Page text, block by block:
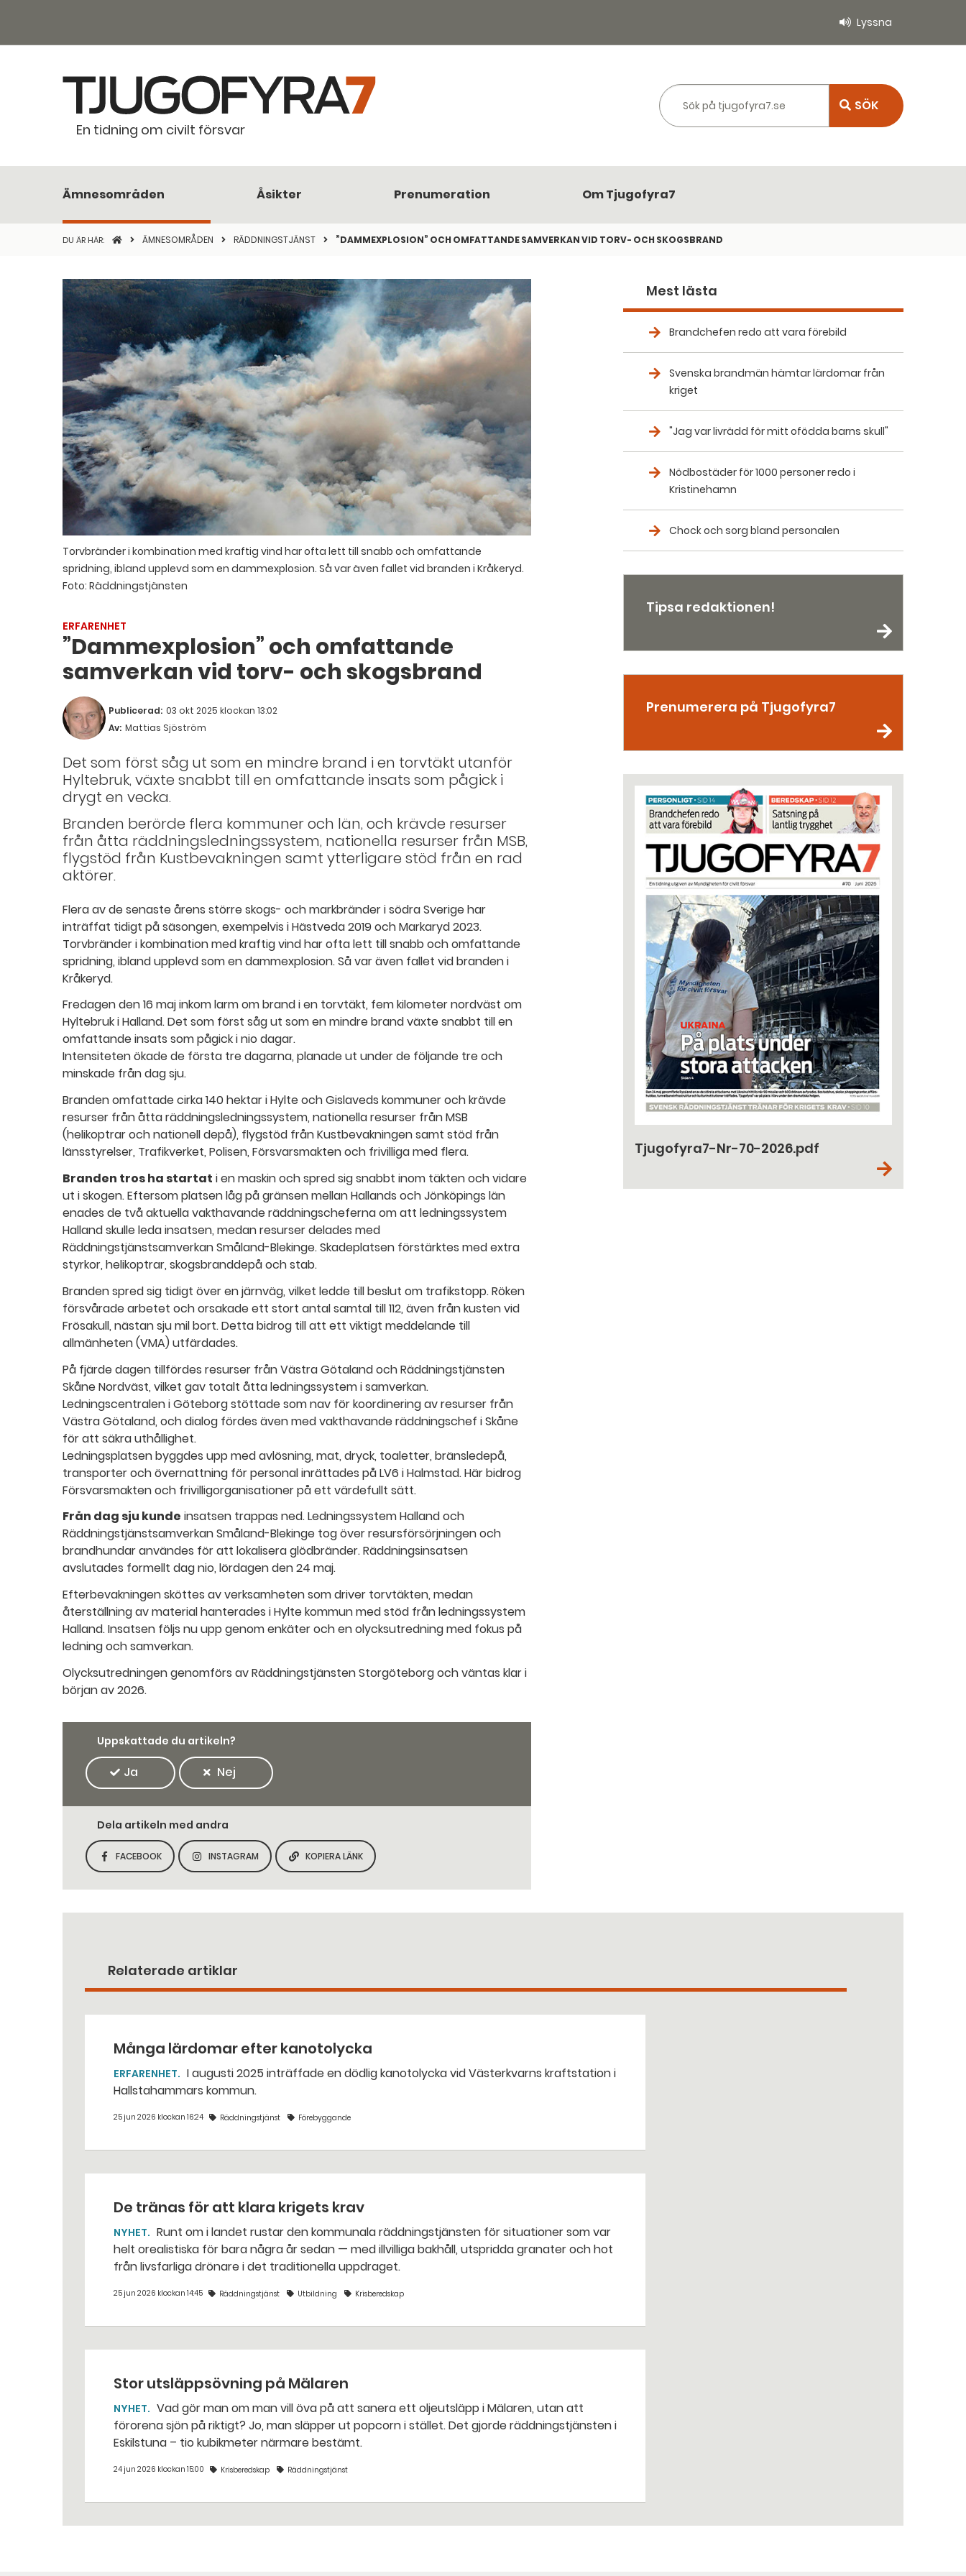
Lyssna
En tidning om civilt försvar
Sök på tjugofyra7.se
Ämnesområden Åsikter Prenumeration Om Tjugofyra7
DU ÄR HÄR: STARTSIDANÄMNESOMRÅDEN RÄDDNINGSTJÄNST ”DAMMEXPLOSION” OCH OMFATTANDE SAMVERKAN VID TORV- OCH SKOGSBRAND
Torvbränder i kombination med kraftig vind har ofta lett till snabb och omfattande
spridning, ibland upplevd som en dammexplosion. Så var även fallet vid branden i Kråkeryd.
Foto: Räddningstjänsten
ERFARENHET
”Dammexplosion” och omfattande
samverkan vid torv- och skogsbrand
Publicerad: 03 okt 2025 klockan 13:02
Av: Mattias Sjöström
Det som först såg ut som en mindre brand i en torvtäkt utanför
Hyltebruk, växte snabbt till en omfattande insats som pågick i
drygt en vecka.
Branden berörde flera kommuner och län, och krävde resurser
från åtta räddningsledningssystem, nationella resurser från MSB,
flygstöd från Kustbevakningen samt ytterligare stöd från en rad
aktörer.
Flera av de senaste årens större skogs- och markbränder i södra Sverige har
inträffat tidigt på säsongen, exempelvis i Hästveda 2019 och Markaryd 2023.
Torvbränder i kombination med kraftig vind har ofta lett till snabb och omfattande
spridning, ibland upplevd som en dammexplosion. Så var även fallet vid branden i
Kråkeryd.
Fredagen den 16 maj inkom larm om brand i en torvtäkt, fem kilometer nordväst om
Hyltebruk i Halland. Det som först såg ut som en mindre brand växte snabbt till en
omfattande insats som pågick i nio dagar.
Intensiteten ökade de första tre dagarna, planade ut under de följande tre och
minskade från dag sju.
Branden omfattade cirka 140 hektar i Hylte och Gislaveds kommuner och krävde
resurser från åtta räddningsledningssystem, nationella resurser från MSB
(helikoptrar och nationell depå), flygstöd från Kustbevakningen samt stöd från
länsstyrelser, Trafikverket, Polisen, Försvarsmakten och frivilliga med flera.
Branden tros ha startat i en maskin och spred sig snabbt inom täkten och vidare
ut i skogen. Eftersom platsen låg på gränsen mellan Hallands och Jönköpings län
enades de två aktuella vakthavande räddningscheferna om att ledningssystem
Halland skulle leda insatsen, medan resurser delades med
Räddningstjänstsamverkan Småland-Blekinge. Skadeplatsen förstärktes med extra
styrkor, helikoptrar, skogsbranddepå och stab.
Branden spred sig tidigt över en järnväg, vilket ledde till beslut om trafikstopp. Röken
försvårade arbetet och orsakade ett stort antal samtal till 112, även från kusten vid
Frösakull, nästan sju mil bort. Detta bidrog till att ett viktigt meddelande till
allmänheten (VMA) utfärdades.
På fjärde dagen tillfördes resurser från Västra Götaland och Räddningstjänsten
Skåne Nordväst, vilket gav totalt åtta ledningssystem i samverkan.
Ledningscentralen i Göteborg stöttade som nav för koordinering av resurser från
Västra Götaland, och dialog fördes även med vakthavande räddningschef i Skåne
för att säkra uthållighet.
Ledningsplatsen byggdes upp med avlösning, mat, dryck, toaletter, bränsledepå,
transporter och övernattning för personal inrättades på LV6 i Halmstad. Här bidrog
Försvarsmakten och frivilligorganisationer på ett värdefullt sätt.
Från dag sju kunde insatsen trappas ned. Ledningssystem Halland och
Räddningstjänstsamverkan Småland-Blekinge tog över resursförsörjningen och
brandhundar användes för att lokalisera glödbränder. Räddningsinsatsen
avslutades formellt dag nio, lördagen den 24 maj.
Efterbevakningen sköttes av verksamheten som driver torvtäkten, medan
återställning av material hanterades i Hylte kommun med stöd från ledningssystem
Halland. Insatsen följs nu upp genom enkäter och en olycksutredning med fokus på
ledning och samverkan.
Olycksutredningen genomförs av Räddningstjänsten Storgöteborg och väntas klar i
början av 2026.
Uppskattade du artikeln?
Ja Nej
Dela artikeln med andra
DELA SIDAN PÅ
FACEBOOK
DELA SIDAN PÅ
INSTAGRAM
KOPIERA SIDANS LÄNK
KOPIERA LÄNK
Mest lästa
Brandchefen redo att vara förebild
Svenska brandmän hämtar lärdomar från
kriget
"Jag var livrädd för mitt ofödda barns skull"
Nödbostäder för 1000 personer redo i
Kristinehamn
Chock och sorg bland personalen
Tipsa redaktionen!
Prenumerera på Tjugofyra7
Tjugofyra7-Nr-70-2026.pdf
Relaterade artiklar
Många lärdomar efter kanotolycka
ERFARENHET
Hallstahammars kommun.
25 jun 2026 klockan 16:24 Räddningstjänst Förebyggande
De tränas för att klara krigets krav
NYHET
helt orealistiska för bara några år sedan — med illvilliga bakhåll, utspridda granater och hot
från livsfarliga drönare i det traditionella uppdraget.
25 jun 2026 klockan 14:45 Räddningstjänst Utbildning Krisberedskap
Stor utsläppsövning på Mälaren
NYHET
förorena sjön på riktigt? Jo, man släpper ut popcorn i stället. Det gjorde räddningstjänsten i
Eskilstuna – tio kubikmeter närmare bestämt.
24 jun 2026 klockan 15:00 Krisberedskap Räddningstjänst